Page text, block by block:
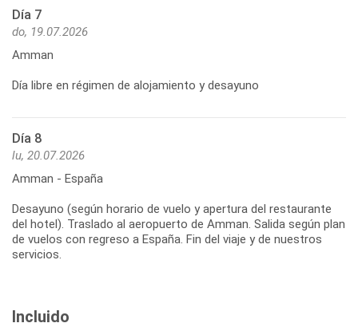
Día 7
do, 19.07.2026
Amman
Día libre en régimen de alojamiento y desayuno
Día 8
lu, 20.07.2026
Amman - España
Desayuno (según horario de vuelo y apertura del restaurante
del hotel). Traslado al aeropuerto de Amman. Salida según plan
de vuelos con regreso a España. Fin del viaje y de nuestros
servicios.
Incluido